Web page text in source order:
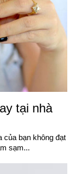
tại nhà
của bạn không đạt
sạm...